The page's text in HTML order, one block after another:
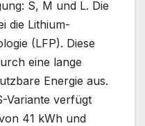
S, M und L. Die
die Lithium-
(LFP). Diese
eine lange
Energie aus.
Variante verfügt
41 kWh und